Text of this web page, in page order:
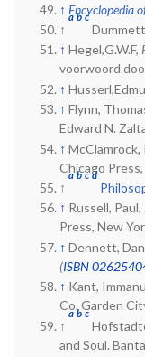
↑ Encyclopedia
↑
a b c
↑ Hegel,G.W.F,
voorwoord
↑
↑ Flynn,
Edward N.
↑ McClamrock,
Chicago
↑
a b c d
↑ Russell, Paul,
Press, New
↑ Dennett,
(ISBN
↑ Kant,
Co. Garden
↑
a b c
and Soul.